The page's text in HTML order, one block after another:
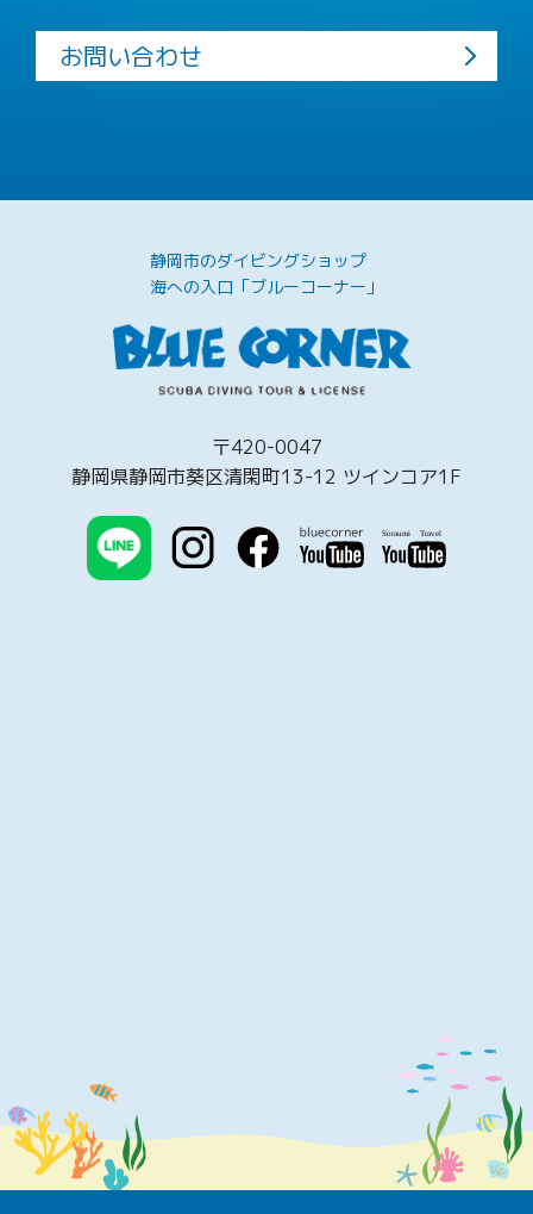
お問い合わせ
静岡市のダイビングショップ
海への入口「ブルーコーナー」
〒420-0047
静岡県静岡市葵区清閑町13-12 ツインコア1F